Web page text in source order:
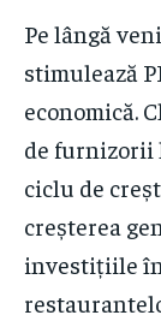
Pe lângă
stimulează
economică.
de furnizorii
ciclu de
creșterea
investițiile